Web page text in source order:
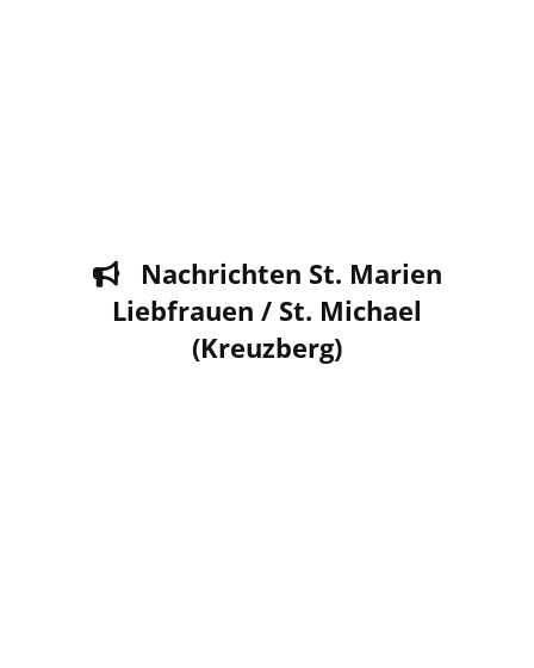
Nachrichten St. Marien
Liebfrauen / St. Michael
(Kreuzberg)